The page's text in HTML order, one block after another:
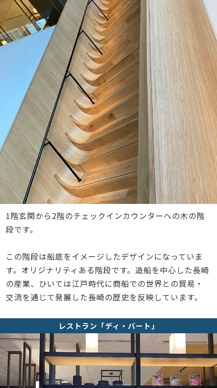
1階玄関から2階のチェックインカウンターへの木の階
段です。
この階段は船底をイメージしたデザインになっていま
す。オリジナリティある階段です。造船を中心した長崎
の産業、ひいては江戸時代に商船での世界との貿易・
交流を通じて発展した長崎の歴史を反映しています。
レストラン「ディ・バート」